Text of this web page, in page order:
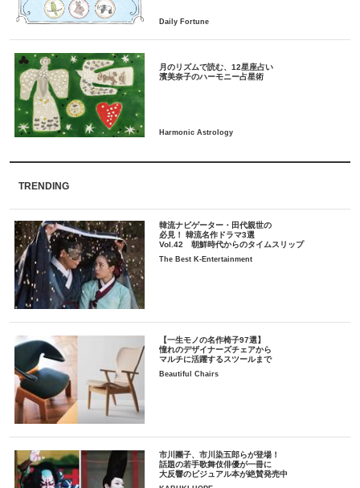
月のリズムで読む、12星座占い
TRENDING
韓流ナビゲーター・田代親世の
必見！ 韓流名作ドラマ3選
Vol.42 朝鮮時代からのタイムスリップ
The Best K-Entertainment
【一生モノの名作椅子97選】
憧れのデザイナーズチェアから
マルチに活躍するスツールまで
Beautiful Chairs
市川團子、市川染五郎らが登場！
話題の若手歌舞伎俳優が一冊に
大反響のビジュアル本が絶賛発売中